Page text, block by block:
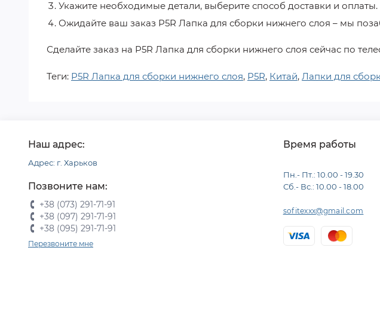
Укажите необходимые детали, выберите способ доставки и оплаты.
Ожидайте ваш заказ P5R Лапка для сборки нижнего слоя – мы
Сделайте заказ на P5R Лапка для сборки нижнего слоя сейчас по
Теги: P5R Лапка для сборки нижнего слоя, P5R, Китай, Лапки для
Наш адрес:
Адрес: г. Харьков
Позвоните нам:
+38 (073) 291-71-91
+38 (097) 291-71-91
+38 (095) 291-71-91
Перезвоните мне
Время работы
Пн.- Пт.: 10.00 - 19.30
Сб.- Вс.: 10.00 - 18.00
sofitexxx@gmail.com